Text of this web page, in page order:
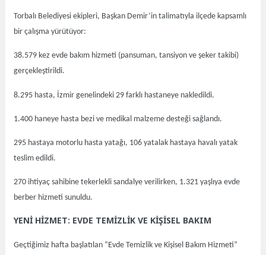
Torbalı Belediyesi ekipleri, Başkan Demir’in talimatıyla ilçede kapsamlı
bir çalışma yürütüyor:
38.579 kez evde bakım hizmeti (pansuman, tansiyon ve şeker takibi)
gerçekleştirildi.
8.295 hasta, İzmir genelindeki 29 farklı hastaneye nakledildi.
1.400 haneye hasta bezi ve medikal malzeme desteği sağlandı.
295 hastaya motorlu hasta yatağı, 106 yatalak hastaya havalı yatak
teslim edildi.
270 ihtiyaç sahibine tekerlekli sandalye verilirken, 1.321 yaşlıya evde
berber hizmeti sunuldu.
YENİ HİZMET: EVDE TEMİZLİK VE KİŞİSEL BAKIM
Geçtiğimiz hafta başlatılan “Evde Temizlik ve Kişisel Bakım Hizmeti”